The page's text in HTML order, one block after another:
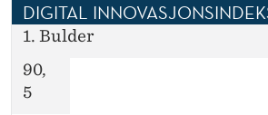
DIGITAL
1. Bulder
90,
5